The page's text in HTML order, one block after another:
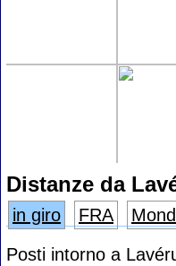
Distanze da
in giro FRA
Posti intorno a